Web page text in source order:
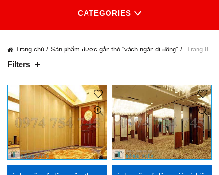
CATEGORIES
Trang chủ Sản phẩm được gắn thẻ “vách ngăn di động” Trang 8
Filters